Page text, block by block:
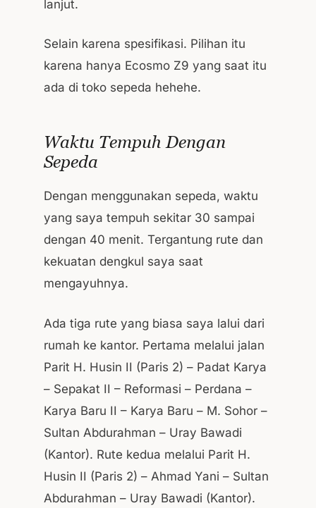
lanjut.
Selain karena spesifikasi. Pilihan itu
karena hanya Ecosmo Z9 yang saat itu
ada di toko sepeda hehehe.
Waktu Tempuh Dengan
Sepeda
Dengan menggunakan sepeda, waktu
yang saya tempuh sekitar 30 sampai
dengan 40 menit. Tergantung rute dan
kekuatan dengkul saya saat
mengayuhnya.
Ada tiga rute yang biasa saya lalui dari
rumah ke kantor. Pertama melalui jalan
Parit H. Husin II (Paris 2) – Padat Karya
– Sepakat II – Reformasi – Perdana –
Karya Baru II – Karya Baru – M. Sohor –
Sultan Abdurahman – Uray Bawadi
(Kantor). Rute kedua melalui Parit H.
Husin II (Paris 2) – Ahmad Yani – Sultan
Abdurahman – Uray Bawadi (Kantor).